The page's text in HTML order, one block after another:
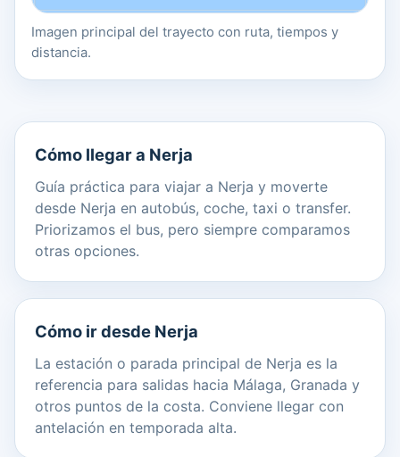
Imagen principal del trayecto con ruta, tiempos y
distancia.
Cómo llegar a Nerja
Guía práctica para viajar a Nerja y moverte
desde Nerja en autobús, coche, taxi o transfer.
Priorizamos el bus, pero siempre comparamos
otras opciones.
Cómo ir desde Nerja
La estación o parada principal de Nerja es la
referencia para salidas hacia Málaga, Granada y
otros puntos de la costa. Conviene llegar con
antelación en temporada alta.